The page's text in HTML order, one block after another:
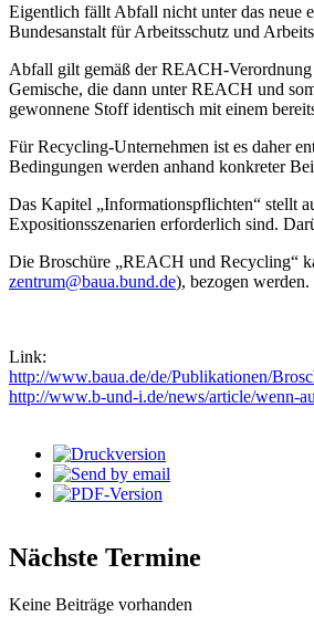
Eigentlich fällt Abfall nicht unter das neue
Bundesanstalt für Arbeitsschutz und
Abfall gilt gemäß der REACH-Verordnung
Gemische, die dann unter REACH und
gewonnene Stoff identisch mit einem
Für Recycling-Unternehmen ist es daher
Bedingungen werden anhand konkreter
Das Kapitel „Informationspflichten“ stellt
Expositionsszenarien erforderlich sind.
Die Broschüre „REACH und Recycling“
zentrum@baua.bund.de), bezogen werden.
Link:
http://www.baua.de/de/Publikationen/
http://www.b-und-i.de/news/article/wenn-
Nächste Termine
Keine Beiträge vorhanden